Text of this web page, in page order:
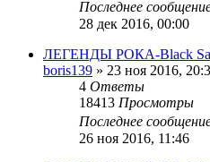
Последнее
28 дек 2016, 00:00
ЛЕГЕНДЫ РОКА-Black
boris139 » 23 ноя 2016,
4 Ответы
18413 Просмотры
Последнее
26 ноя 2016, 11:46